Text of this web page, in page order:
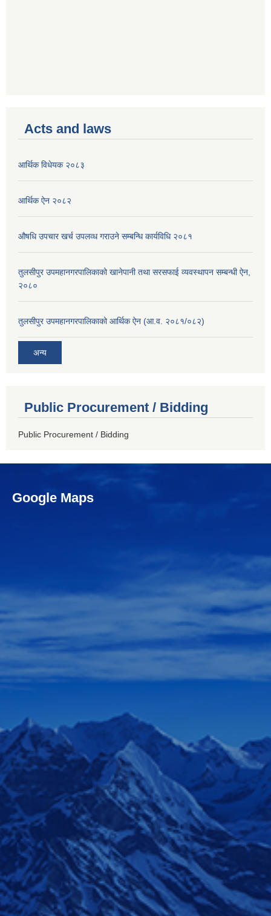
Acts and laws
आर्थिक विधेयक २०८३
आर्थिक ऐन २०८२
औषधि उपचार खर्च उपलव्ध गराउने सम्बन्धि कार्यविधि २०८१
तुलसीपुर उपमहानगरपालिकाको खानेपानी तथा सरसफाई व्यवस्थापन सम्बन्धी ऐन,
२०८०
तुलसीपुर उपमहानगरपालिकाको आर्थिक ऐन (आ.व. २०८१/०८२)
अन्य
Public Procurement / Bidding
Public Procurement / Bidding
Google Maps